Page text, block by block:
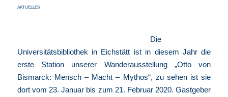
AKTUELLES
Die
Universitätsbibliothek in Eichstätt ist in diesem Jahr die
erste Station unserer Wanderausstellung „Otto von
Bismarck: Mensch – Macht – Mythos“, zu sehen ist sie
dort vom 23. Januar bis zum 21. Februar 2020. Gastgeber